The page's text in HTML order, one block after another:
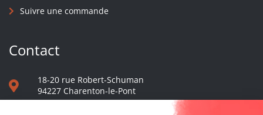
Suivre une commande
Contact
18-20 rue Robert-Schuman
94227 Charenton-le-Pont